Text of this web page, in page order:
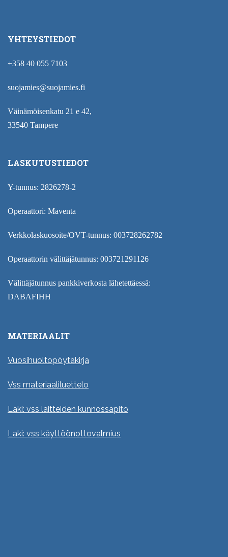
YHTEYSTIEDOT
+358 40 055 7103
suojamies@suojamies.fi
Väinämöisenkatu 21 e 42,
33540 Tampere
LASKUTUSTIEDOT
Y-tunnus: 2826278-2
Operaattori: Maventa
Verkkolaskuosoite/OVT-tunnus: 003728262782
Operaattorin välittäjätunnus: 003721291126
Välittäjätunnus pankkiverkosta lähetettäessä:
DABAFIHH
MATERIAALIT
Vuosihuoltopöytäkirja
Vss materiaaliluettelo
Laki: vss laitteiden kunnossapito
Laki: vss käyttöönottovalmius